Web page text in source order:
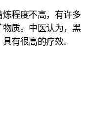
程度不高，有许多
质。中医认为，黑
有很高的疗效。